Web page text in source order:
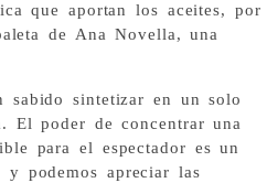
que aportan los aceites, por
de Ana Novella, una
sabido sintetizar en un solo
El poder de concentrar una
para el espectador es un
y podemos apreciar las